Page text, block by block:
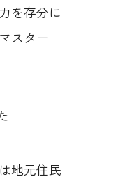
を存分に
スター
地元住民